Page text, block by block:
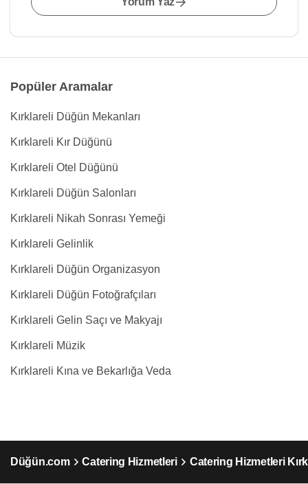
Popüler Aramalar
Kırklareli Düğün Mekanları
Kırklareli Kır Düğünü
Kırklareli Otel Düğünü
Kırklareli Düğün Salonları
Kırklareli Nikah Sonrası Yemeği
Kırklareli Gelinlik
Kırklareli Düğün Organizasyon
Kırklareli Düğün Fotoğrafçıları
Kırklareli Gelin Saçı ve Makyajı
Kırklareli Müzik
Kırklareli Kına ve Bekarlığa Veda
Düğün.com Catering Hizmetleri Catering Hizmetleri